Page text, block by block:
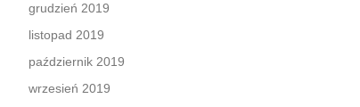
grudzień 2019
listopad 2019
październik 2019
wrzesień 2019